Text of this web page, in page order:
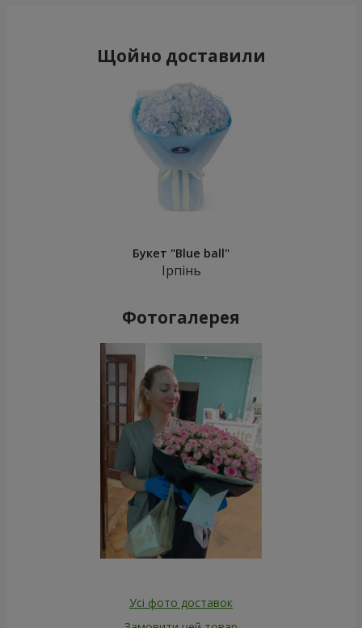
Щойно доставили
Букет "Blue ball"
Ірпінь
Фотогалерея
Усі фото доставок